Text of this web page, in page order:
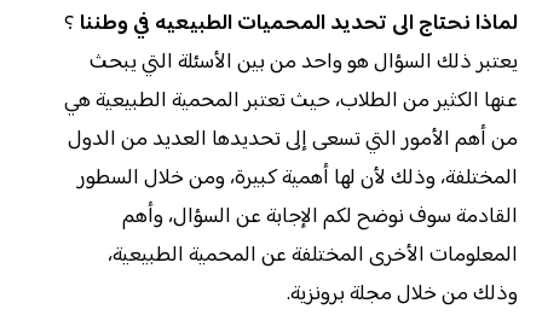
لماذا نحتاج الى تحديد المحميات الطبيعيه في وطننا ؟
يعتبر ذلك السؤال هو واحد من بين الأسئلة التي يبحث
عنها الكثير من الطلاب، حيث تعتبر المحمية الطبيعية هي
من أهم الأمور التي تسعى إلى تحديدها العديد من الدول
المختلفة، وذلك لأن لها أهمية كبيرة، ومن خلال السطور
القادمة سوف نوضح لكم الإجابة عن السؤال، وأهم
المعلومات الأخرى المختلفة عن المحمية الطبيعية،
وذلك من خلال مجلة برونزية.